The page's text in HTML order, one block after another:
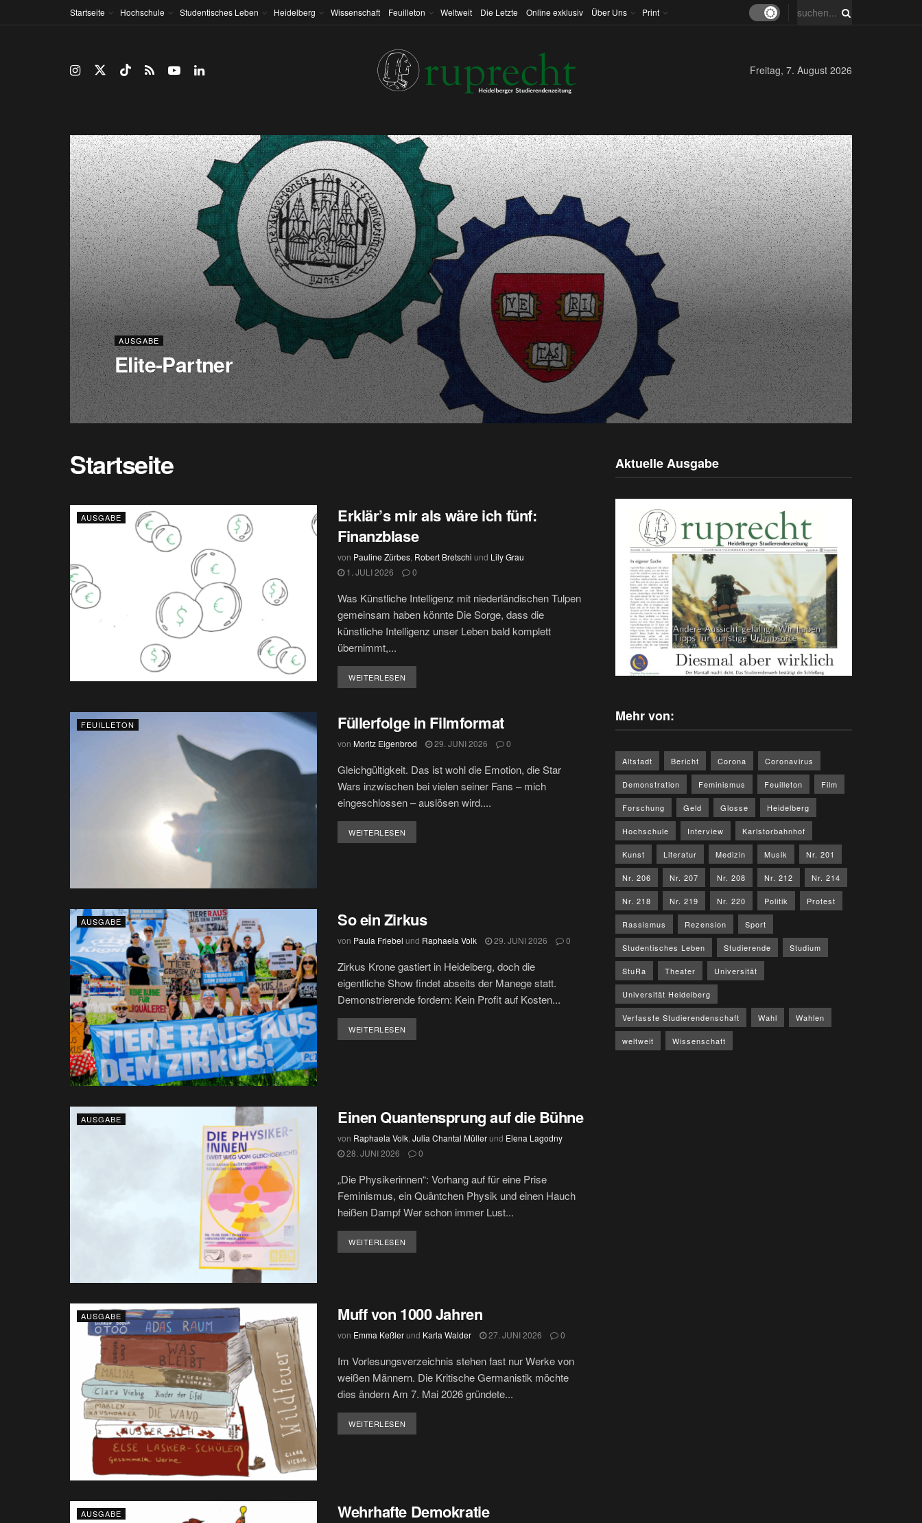
Startseite Hochschule Studentisches Leben Heidelberg Wissenschaft Feuilleton Weltweit Die Letzte Online exklusiv Über Uns Print
Freitag, 7. August 2026
AUSGABE
Elite-Partner
Startseite
AUSGABE
Erklär’s mir als wäre ich fünf:
Finanzblase
von Pauline Zürbes, Robert Bretschi und Lily Grau
1. JULI 2026
0
Was Künstliche Intelligenz mit niederländischen Tulpen
gemeinsam haben könnte Die Sorge, dass die
künstliche Intelligenz unser Leben bald komplett
übernimmt,...
WEITERLESEN
FEUILLETON Füllerfolge in Filmformat
von Moritz Eigenbrod 29. JUNI 2026 0
Gleichgültigkeit. Das ist wohl die Emotion, die Star
Wars inzwischen bei vielen seiner Fans – mich
eingeschlossen – auslösen wird....
WEITERLESEN
AUSGABE So ein Zirkus
von Paula Friebel und Raphaela Volk 29. JUNI 2026 0
Zirkus Krone gastiert in Heidelberg, doch die
eigentliche Show findet abseits der Manege statt.
Demonstrierende fordern: Kein Profit auf Kosten...
WEITERLESEN
AUSGABE Einen Quantensprung auf die Bühne
von Raphaela Volk, Julia Chantal Müllerund Elena Lagodny
28. JUNI 2026
0
„Die Physikerinnen“: Vorhang auf für eine Prise
Feminismus, ein Quäntchen Physik und einen Hauch
heißen Dampf Wer schon immer Lust...
WEITERLESEN
AUSGABE Muff von 1000 Jahren
von Emma Keßlerund Karla Walder 27. JUNI 2026 0
Im Vorlesungsverzeichnis stehen fast nur Werke von
weißen Männern. Die Kritische Germanistik möchte
dies ändern Am 7. Mai 2026 gründete...
WEITERLESEN
AUSGABE Wehrhafte Demokratie
Aktuelle Ausgabe
Mehr von:
Altstadt Bericht Corona Coronavirus
Demonstration Feminismus Feuilleton Film
Forschung Geld Glosse Heidelberg
Hochschule Interview Karlstorbahnhof
Kunst Literatur Medizin Musik Nr. 201
Nr. 206 Nr. 207 Nr. 208 Nr. 212 Nr. 214
Nr. 218 Nr. 219 Nr. 220 Politik Protest
Rassismus Rezension Sport
Studentisches Leben Studierende Studium
StuRa Theater Universität
Universität Heidelberg
Verfasste Studierendenschaft Wahl Wahlen
weltweit Wissenschaft